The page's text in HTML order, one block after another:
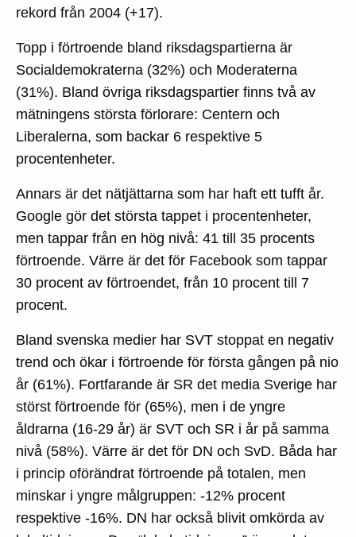
rekord från 2004 (+17).
Topp i förtroende bland riksdagspartierna är
Socialdemokraterna (32%) och Moderaterna
(31%). Bland övriga riksdagspartier finns två av
mätningens största förlorare: Centern och
Liberalerna, som backar 6 respektive 5
procentenheter.
Annars är det nätjättarna som har haft ett tufft år.
Google gör det största tappet i procentenheter,
men tappar från en hög nivå: 41 till 35 procents
förtroende. Värre är det för Facebook som tappar
30 procent av förtroendet, från 10 procent till 7
procent.
Bland svenska medier har SVT stoppat en negativ
trend och ökar i förtroende för första gången på nio
år (61%). Fortfarande är SR det media Sverige har
störst förtroende för (65%), men i de yngre
åldrarna (16-29 år) är SVT och SR i år på samma
nivå (58%). Värre är det för DN och SvD. Båda har
i princip oförändrat förtroende på totalen, men
minskar i yngre målgruppen: -12% procent
respektive -16%. DN har också blivit omkörda av